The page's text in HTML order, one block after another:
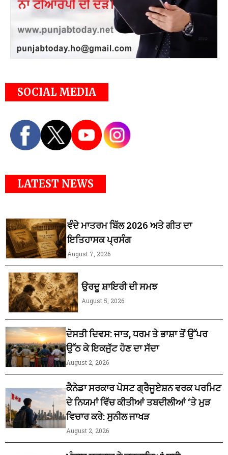
SOCIAL MEDIA
LATEST NEWS
ਵੰਦੇ ਮਾਤਰਮ ਬਿੱਲ 2026 ਅਤੇ ਗੀਤ ਦਾ
ਇਤਿਹਾਸਕ ਪ੍ਰਸੰਗ
August 7, 2026
ਉਰਦੂ ਸ਼ਾਇਰੀ ਦੀ ਸਮਝ
August 5, 2026
ਦੋਸਤੀ ਦਿਵਸ: ਜਾਤ, ਧਰਮ ਤੇ ਭਾਸ਼ਾ ਤੋਂ ਉੱਪਰ
ਉੱਠ ਕੇ ਇਕਜੁੱਟ ਹੋਣ ਦਾ ਸੱਦਾ
August 2, 2026
ਕੈਨੇਡਾ ਸਰਕਾਰ ਪੋਸਟ ਗ੍ਰੈਜੂਏਸ਼ਨ ਵਰਕ ਪਰਮਿਟ
ਦੇ ਨਿਯਮਾਂ ਵਿੱਚ ਕੀਤੀਆਂ ਤਬਦੀਲੀਆਂ ‘ਤੇ ਮੁੜ
ਵਿਚਾਰ ਕਰੇ: ਸੁਨੀਲ ਜਾਖੜ
August 2, 2026